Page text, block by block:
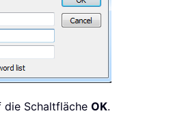
die Schaltfläche OK.